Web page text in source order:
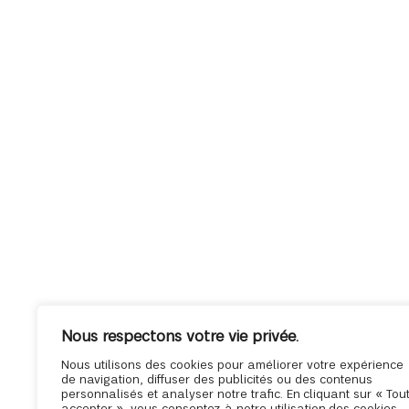
Nous respectons votre vie privée.
Nous utilisons des cookies pour améliorer votre expérience
de navigation, diffuser des publicités ou des contenus
personnalisés et analyser notre trafic. En cliquant sur « Tout